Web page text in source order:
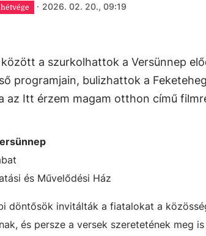
hétvége · 2026. 02. 20., 09:19
a szurkolhattok a Versünnep
programjain, bulizhattok a
az Itt érzem magam otthon című
és Művelődési Ház
döntősök invitálták a fiatalokat a
és persze a versek szeretetének meg